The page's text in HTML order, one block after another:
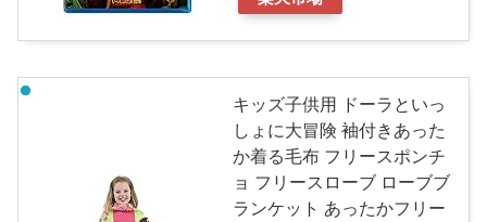
キッズ子供用 ドーラといっ
しょに大冒険 袖付きあった
か着る毛布 フリースポンチ
ョ フリースローブ ローブブ
ランケット あったかフリー